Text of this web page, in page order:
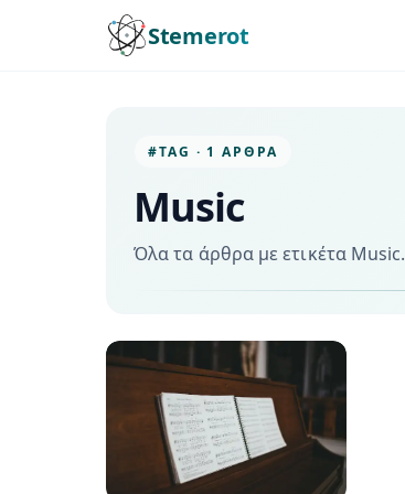
Stemerot
#TAG · 1 ΆΡΘΡΑ
Music
Όλα τα άρθρα με ετικέτα Music.